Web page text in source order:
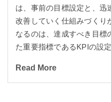
は、事前の目標設定と、迅
改善していく仕組みづくり
なるのは、達成すべき目標
た重要指標であるKPIの設
Read More